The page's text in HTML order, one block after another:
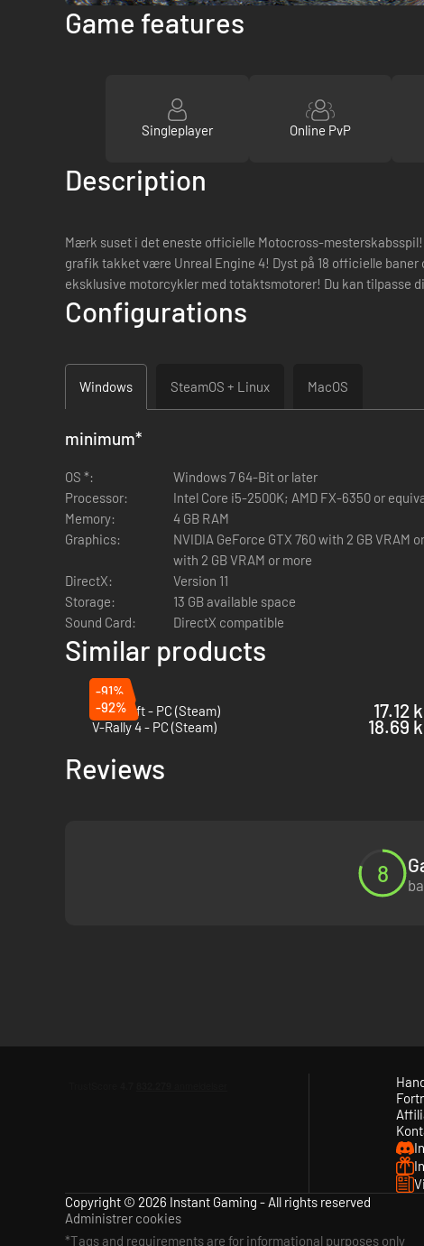
Game features
Singleplayer Online PvP
Description
Mærk suset i det eneste officielle Motocross-
grafik takket være Unreal Engine 4! Dyst på 18 officielle
eksklusive motorcykler med totaktsmotorer! Du kan tilpasse
Configurations
Windows SteamOS + Linux MacOS
minimum*
OS *:
Windows 7 64-Bit or later
Processor:
Intel Core i5-2500K; AMD FX-
Memory:
4 GB RAM
Graphics:
NVIDIA GeForce GTX 760 with 2 GB VRAM
with 2 GB VRAM or more
DirectX:
Version 11
Storage:
13 GB available space
Sound Card:
DirectX compatible
Similar products
-91%
KartKraft - PC (Steam)
17.12
-92%
V-Rally 4 - PC (Steam)
18.69
Reviews
8
Copyright © 2026 Instant Gaming - All rights reserved
Administrer cookies
*Tags and requirements are for informational purposes only